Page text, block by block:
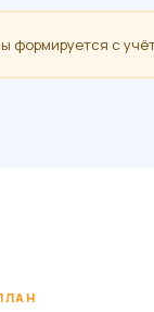
формируется с